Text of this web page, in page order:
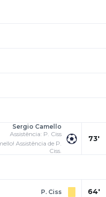
73'
Sergio Camello
Assistência: P. Ciss
Assistência de P.
Ciss.
64'
P. Ciss